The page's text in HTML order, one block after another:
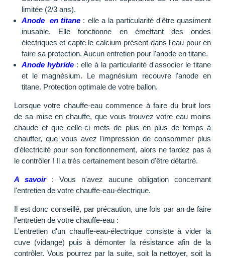
limitée (2/3 ans).
Anode en titane : elle a la particularité d'être quasiment
inusable. Elle fonctionne en émettant des ondes
électriques et capte le calcium présent dans l'eau pour en
faire sa protection. Aucun entretien pour l'anode en titane.
Anode hybride : elle à la particularité d'associer le titane
et le magnésium. Le magnésium recouvre l'anode en
titane. Protection optimale de votre ballon.
Lorsque votre chauffe-eau commence à faire du bruit lors
de sa mise en chauffe, que vous trouvez votre eau moins
chaude et que celle-ci mets de plus en plus de temps à
chauffer, que vous avez l'impression de consommer plus
d'électricité pour son fonctionnement, alors ne tardez pas à
le contrôler ! Il a très certainement besoin d'être détartré.
A savoir: Vous n'avez aucune obligation concernant
l'entretien de votre chauffe-eau-électrique.
Il est donc conseillé, par précaution, une fois par an de faire
l'entretien de votre chauffe-eau :
L'entretien d'un chauffe-eau-électrique consiste à vider la
cuve (vidange) puis à démonter la résistance afin de la
contrôler. Vous pourrez par la suite, soit la nettoyer, soit la